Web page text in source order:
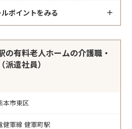
ポイントをみる
の有料老人ホームの介護職・
遣社員）
本市東区
健軍線 健軍町駅